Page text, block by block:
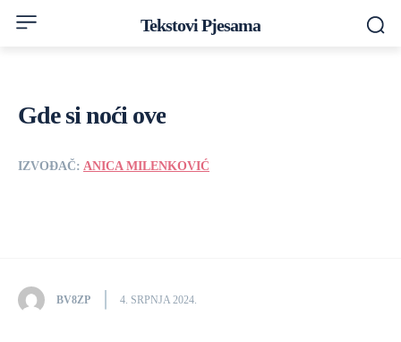
Tekstovi Pjesama
Gde si noći ove
IZVOĐAČ: ANICA MILENKOVIĆ
BV8ZP 4. SRPNJA 2024.